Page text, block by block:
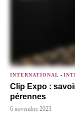
INTERNATIONAL -
Clip Expo :
pérennes
6 novembre 2023